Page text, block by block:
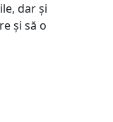
dar și
și să o